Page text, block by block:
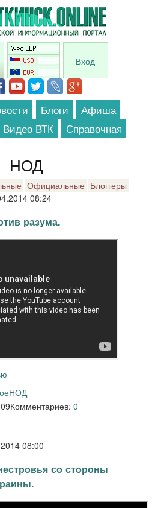
Вход
Блоги
Афиша
Видео ВТК Справочная
НОД
Официальные Блоггеры
08:24
разума.
НОД
Комментариев: 0
08:00
со стороны